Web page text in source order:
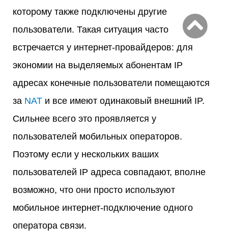
которому также подключены другие
пользователи. Такая ситуация часто
встречается у интернет-провайдеров: для
экономии на выделяемых абонентам IP
адресах конечные пользователи помещаются
за NAT и все имеют одинаковый внешний IP.
Сильнее всего это проявляется у
пользователей мобильных операторов.
Поэтому если у нескольких ваших
пользователей IP адреса совпадают, вполне
возможно, что они просто используют
мобильное интернет-подключение одного
оператора связи.